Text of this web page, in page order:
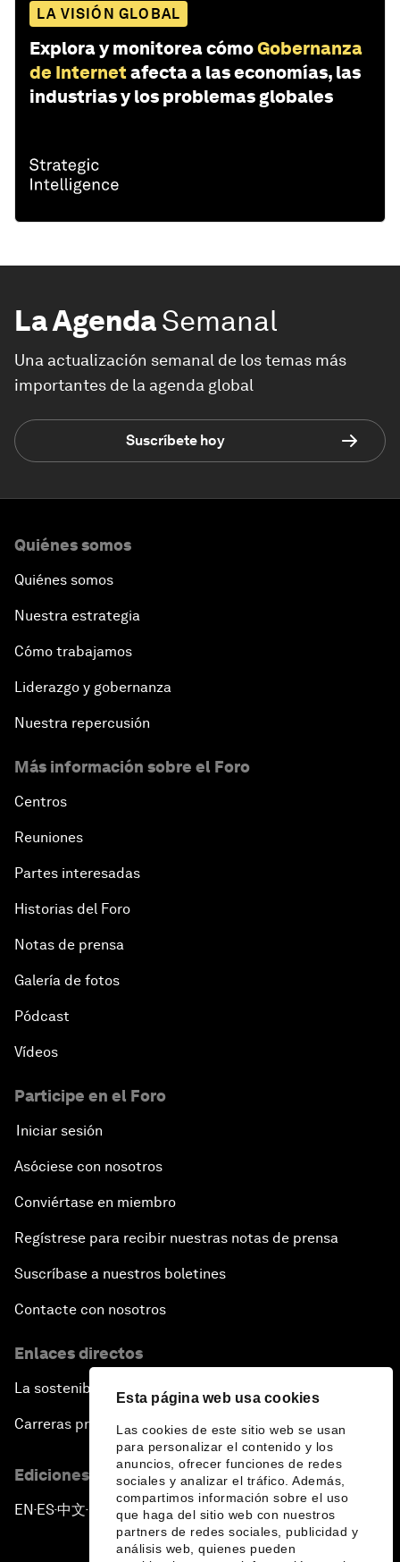
Esta página web usa cookies
Las cookies de este sitio web se usan
para personalizar el contenido y los
anuncios, ofrecer funciones de redes
sociales y analizar el tráfico. Además,
compartimos información sobre el uso
que haga del sitio web con nuestros
partners de redes sociales, publicidad y
análisis web, quienes pueden
LA VISIÓN GLOBAL
Explora y monitorea cómoGobernanza
de Internetafecta a las economías, las
industrias y los problemas globales
La AgendaSemanal
Una actualización semanal de los temas más
importantes de la agenda global
Suscríbete hoy
Quiénes somos
Quiénes somos
Nuestra estrategia
Cómo trabajamos
Liderazgo y gobernanza
Nuestra repercusión
Más información sobre el Foro
Centros
Reuniones
Partes interesadas
Historias del Foro
Notas de prensa
Galería de fotos
Pódcast
Vídeos
Participe en el Foro
Iniciar sesión
Asóciese con nosotros
Conviértase en miembro
Regístrese para recibir nuestras notas de prensa
Suscríbase a nuestros boletines
Contacte con nosotros
Enlaces directos
La sostenibilidad en el Foro
Carreras profesionales
Ediciones en otros idiomas
EN ▪ES▪中文▪ 日本語